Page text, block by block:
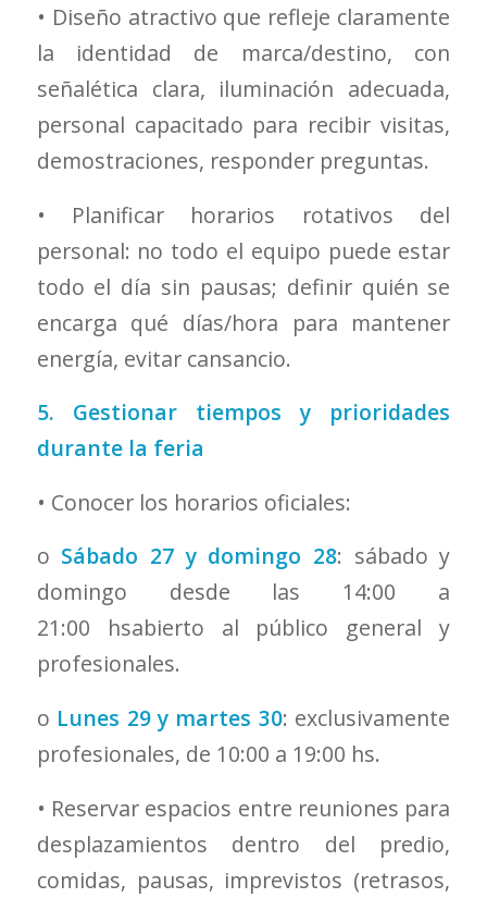
• Diseño atractivo que refleje claramente
la identidad de marca/destino, con
señalética clara, iluminación adecuada,
personal capacitado para recibir visitas,
demostraciones, responder preguntas.
• Planificar horarios rotativos del
personal: no todo el equipo puede estar
todo el día sin pausas; definir quién se
encarga qué días/hora para mantener
energía, evitar cansancio.
5. Gestionar tiempos y prioridades
durante la feria
• Conocer los horarios oficiales:
o Sábado 27 y domingo 28: sábado y
domingo desde las 14:00 a
21:00 hsabierto al público general y
profesionales.
o Lunes 29 y martes 30: exclusivamente
profesionales, de 10:00 a 19:00 hs.
• Reservar espacios entre reuniones para
desplazamientos dentro del predio,
comidas, pausas, imprevistos (retrasos,